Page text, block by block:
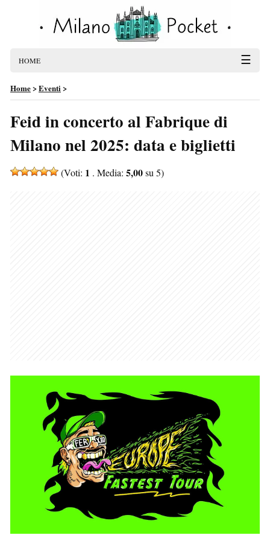
HOME ☰
Home>Eventi>
Feid in concerto al Fabrique di
Milano nel 2025: data e biglietti
(Voti: 1 . Media: 5,00su 5)